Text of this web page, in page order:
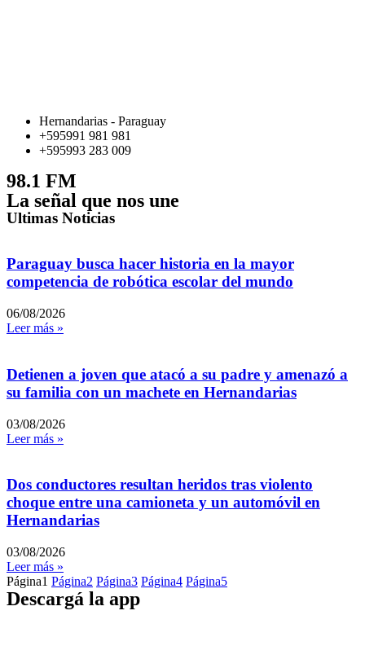
Hernandarias - Paraguay
+595991 981 981
+595993 283 009
98.1 FM
La señal que nos une
Ultimas Noticias
Paraguay busca hacer historia en la mayor
competencia de robótica escolar del mundo
06/08/2026
Leer más »
Detienen a joven que atacó a su padre y amenazó a
su familia con un machete en Hernandarias
03/08/2026
Leer más »
Dos conductores resultan heridos tras violento
choque entre una camioneta y un automóvil en
Hernandarias
03/08/2026
Leer más »
Página1 Página2 Página3 Página4 Página5
Descargá la app